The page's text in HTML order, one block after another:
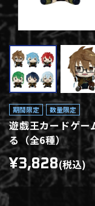
期間限定 数量限定
遊戯王カードゲ
る（全6種）
¥3,828(税込)